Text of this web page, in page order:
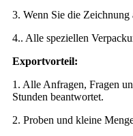
3. Wenn Sie die Zeichnung
4.. Alle speziellen
Exportvorteil:
1. Alle Anfragen, Fragen
Stunden beantwortet.
2. Proben und kleine